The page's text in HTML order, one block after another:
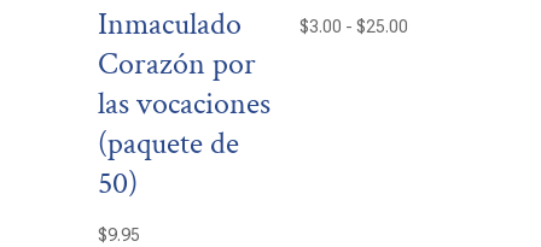
Inmaculado
Corazón por
las vocaciones
(paquete de
50)
$9.95
$3.00 - $25.00